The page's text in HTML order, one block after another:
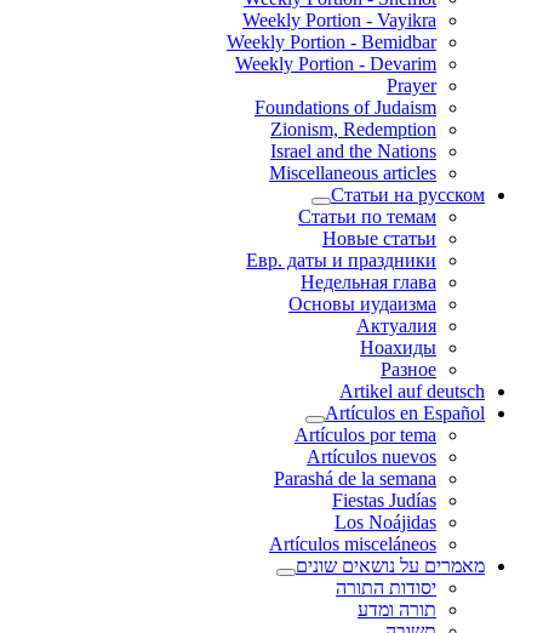
Weekly Portion - Vayikra
Weekly Portion - Bemidbar
Weekly Portion - Devarim
Prayer
Foundations of Judaism
Zionism, Redemption
Israel and the Nations
Miscellaneous articles
Статьи на русском
Статьи по темам
Новые статьи
Евр. даты и праздники
Недельная глава
Основы иудаизма
Актуалия
Ноахиды
Разное
Artikel auf deutsch
Artículos en Español
Artículos por tema
Artículos nuevos
Parashá de la semana
Fiestas Judías
Los Noájidas
Artículos misceláneos
מאמרים על נושאים שונים
יסודות התורה
תורה ומדע